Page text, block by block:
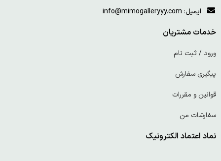
ایمیل: info@mimogalleryyy.com
خدمات مشتریان
ورود / ثبت نام
پیگیری سفارش
قوانین و مقررات
سفارشات من
نماد اعتماد الکترونیک